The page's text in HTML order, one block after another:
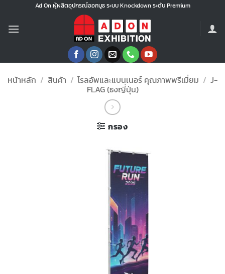
ยัง
Ad On ผู้ผลิตอุปกรณ์ออกบูธ ระบบ Knockdown ระดับ Premium
หน้าหลัก / สินค้า / โรลอัพและแบนเนอร์ คุณภาพพรีเมี่ยม / J-
FLAG (ธงญี่ปุ่น)
กรอง